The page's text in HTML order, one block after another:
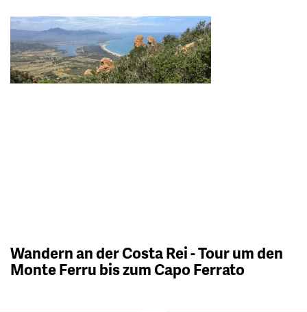
Wandern an der Costa Rei - Tour um den
Monte Ferru bis zum Capo Ferrato